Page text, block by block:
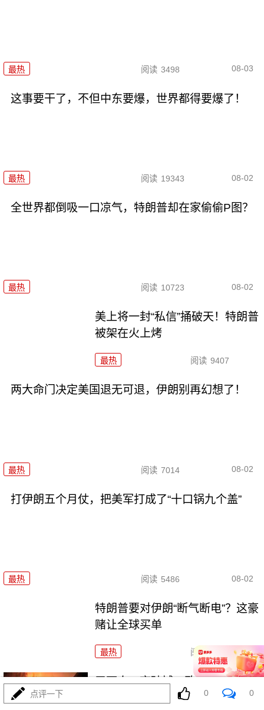
最热 阅读 3498 08-03
这事要干了，不但中东要爆，世界都得要爆了！
最热 阅读 19343 08-02
全世界都倒吸一口凉气，特朗普却在家偷偷P图？
最热 阅读 10723 08-02
美上将一封“私信”捅破天！特朗普
被架在火上烤
最热 阅读 9407
两大命门决定美国退无可退，伊朗别再幻想了！
最热 阅读 7014 08-02
打伊朗五个月仗，把美军打成了“十口锅九个盖”
最热 阅读 5486 08-02
特朗普要对伊朗“断气断电”？这豪
赌让全球买单
最热 阅读 4646
五万人一夜破城，欧盟真怕了！
特朗普拿美国说事
点评一下 0 0